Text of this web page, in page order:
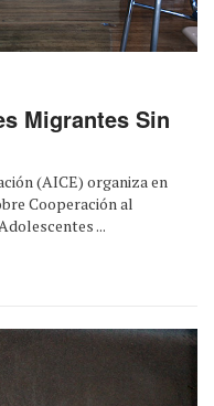
Migrantes Sin
(AICE) organiza en
Cooperación al
...